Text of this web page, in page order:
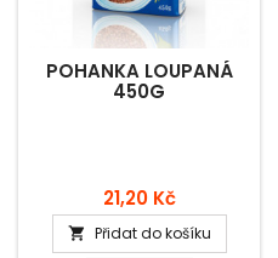
POHANKA LOUPANÁ
450G
Cena
21,20 Kč
 Přidat do košíku